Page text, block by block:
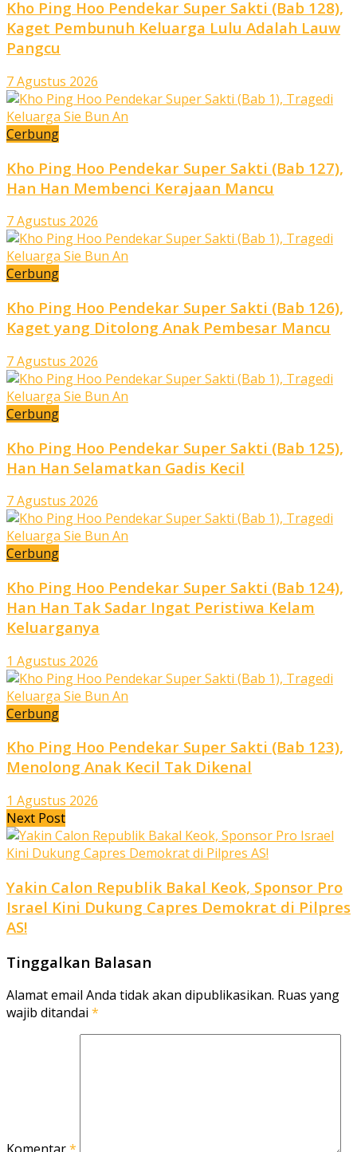
Kho Ping Hoo Pendekar Super Sakti (Bab 128),
Kaget Pembunuh Keluarga Lulu Adalah Lauw
Pangcu
7 Agustus 2026
Cerbung
Kho Ping Hoo Pendekar Super Sakti (Bab 127),
Han Han Membenci Kerajaan Mancu
7 Agustus 2026
Cerbung
Kho Ping Hoo Pendekar Super Sakti (Bab 126),
Kaget yang Ditolong Anak Pembesar Mancu
7 Agustus 2026
Cerbung
Kho Ping Hoo Pendekar Super Sakti (Bab 125),
Han Han Selamatkan Gadis Kecil
7 Agustus 2026
Cerbung
Kho Ping Hoo Pendekar Super Sakti (Bab 124),
Han Han Tak Sadar Ingat Peristiwa Kelam
Keluarganya
1 Agustus 2026
Cerbung
Kho Ping Hoo Pendekar Super Sakti (Bab 123),
Menolong Anak Kecil Tak Dikenal
1 Agustus 2026
Next Post
Yakin Calon Republik Bakal Keok, Sponsor Pro
Israel Kini Dukung Capres Demokrat di Pilpres
AS!
Tinggalkan Balasan
Alamat email Anda tidak akan dipublikasikan. Ruas yang
wajib ditandai *